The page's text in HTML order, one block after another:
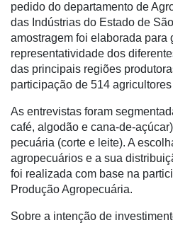
E-
Commerce
Informatização
da
Agricultura
Software
Empresarial
Tecnologia
para
Hídricos
pedido do departamento de
das Indústrias do Estado de
amostragem foi elaborada para
representatividade dos
das principais regiões
participação de 514
As entrevistas foram
café, algodão e cana-de-
pecuária (corte e leite). A
agropecuários e a sua
foi realizada com base na
Produção Agropecuária.
Sobre a intenção de